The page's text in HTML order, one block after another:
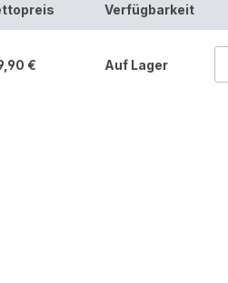
Verfügbarkeit
€ Auf Lager